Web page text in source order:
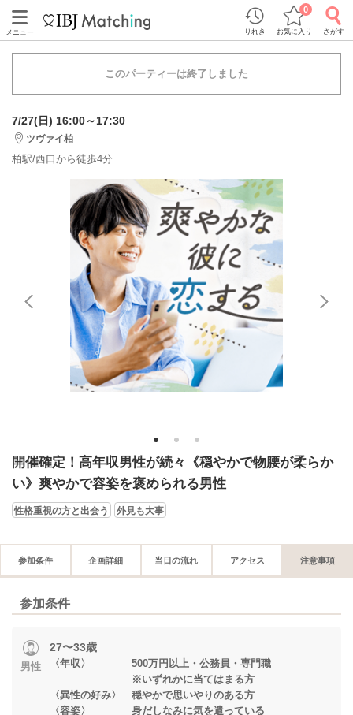
メニュー りれき お気に入り
0
さがす
このパーティーは終了しました
7/27(日) 16:00～17:30
ツヴァイ柏
柏駅/西口から徒歩4分
1 2 3
開催確定！高年収男性が続々《穏やかで物腰が柔らか
い》爽やかで容姿を褒められる男性
性格重視の方と出会う 外見も大事
参加条件 企画詳細 当日の流れ アクセス 注意事項
参加条件
男性
27〜33歳
〈年収〉 500万円以上・公務員・専門職
※いずれかに当てはまる方
〈異性の好み〉 穏やかで思いやりのある方
〈容姿〉 身だしなみに気を遣っている